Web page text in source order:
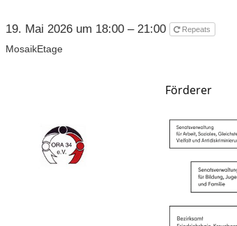
19. Mai 2026 um 18:00 – 21:00 Repeats
MosaikEtage
Förderer